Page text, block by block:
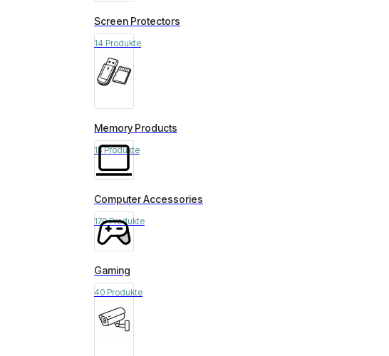
Screen Protectors
14 Produkte
Memory Products
13 Produkte
Computer Accessories
170 Produkte
Gaming
40 Produkte